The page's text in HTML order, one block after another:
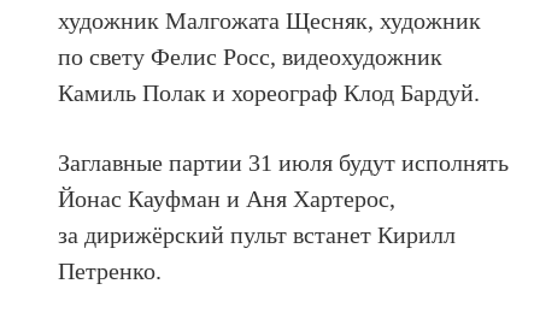
художник Малгожата Щесняк, художник
по свету Фелис Росс, видеохудожник
Камиль Полак и хореограф Клод Бардуй.
Заглавные партии 31 июля будут исполнять
Йонас Кауфман и Аня Хартерос,
за дирижёрский пульт встанет Кирилл
Петренко.